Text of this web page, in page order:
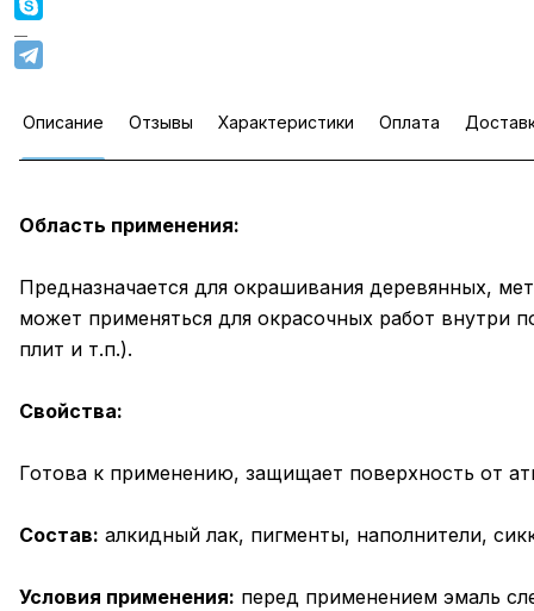
Описание Отзывы Характеристики Оплата
Область применения:
Предназначается для окрашивания деревянных,
может применяться для окрасочных работ
плит и т.п.).
Свойства:
Готова к применению, защищает поверхность от
Состав: алкидный лак, пигменты, наполнители,
Условия применения: перед применением эмаль